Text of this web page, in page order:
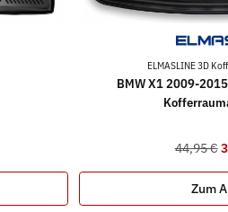
ELMASLINE 3D
BMW X1 2009-
44,95 €
Zum